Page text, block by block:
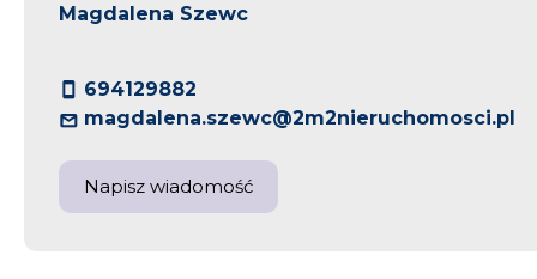
Magdalena Szewc
694129882
magdalena.szewc@2m2nieruchomosci.pl
Napisz wiadomość